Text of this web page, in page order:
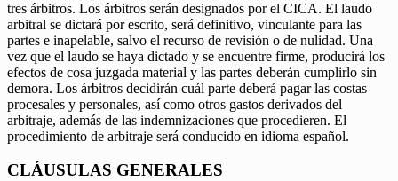
tres árbitros. Los árbitros serán designados por el CICA. El laudo
arbitral se dictará por escrito, será definitivo, vinculante para las
partes e inapelable, salvo el recurso de revisión o de nulidad. Una
vez que el laudo se haya dictado y se encuentre firme, producirá los
efectos de cosa juzgada material y las partes deberán cumplirlo sin
demora. Los árbitros decidirán cuál parte deberá pagar las costas
procesales y personales, así como otros gastos derivados del
arbitraje, además de las indemnizaciones que procedieren. El
procedimiento de arbitraje será conducido en idioma español.
CLÁUSULAS GENERALES